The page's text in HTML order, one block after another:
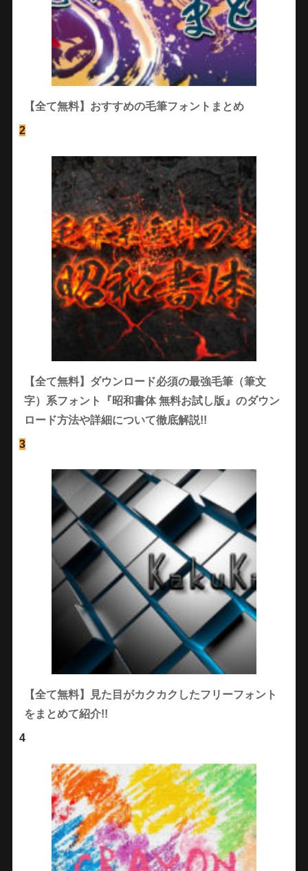
【全て無料】おすすめの毛筆フォントまとめ
2
【全て無料】ダウンロード必須の最強毛筆（筆文
字）系フォント『昭和書体 無料お試し版』のダウン
ロード方法や詳細について徹底解説!!
3
【全て無料】見た目がカクカクしたフリーフォント
をまとめて紹介!!
4